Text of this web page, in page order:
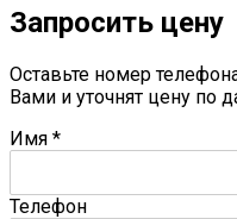
Запросить цену
Оставьте номер
Вами и уточнят цену по
Имя *
Телефон